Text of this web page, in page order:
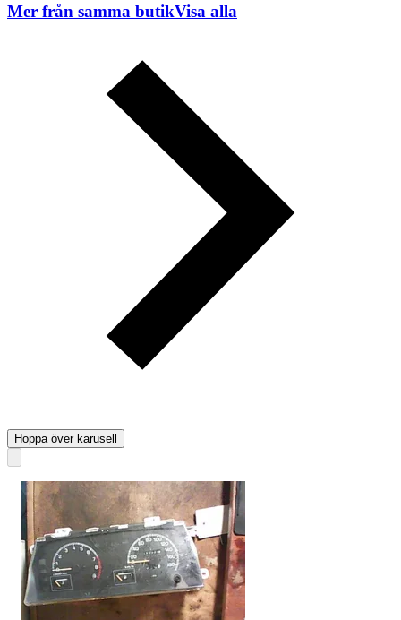
Mer från samma butikVisa alla
Hoppa över karusell